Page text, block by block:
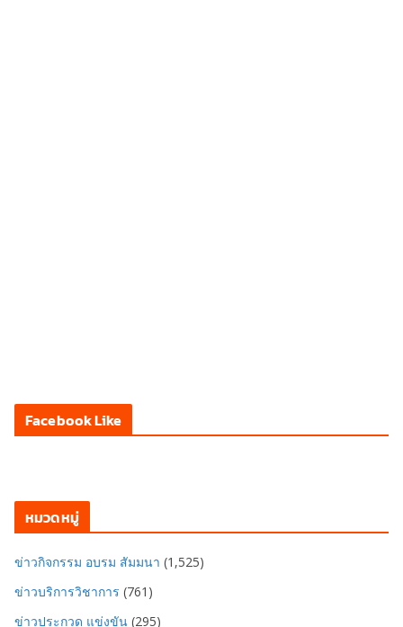
Facebook Like
หมวดหมู่
ข่าวกิจกรรม อบรม สัมมนา (1,525)
ข่าวบริการวิชาการ (761)
ข่าวประกวด แข่งขัน (295)